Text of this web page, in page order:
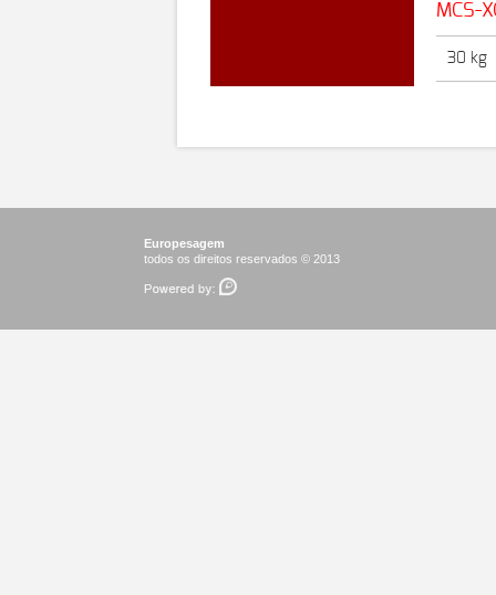
MCS-
30 kg
Europesagem
todos os direitos reservados © 2013